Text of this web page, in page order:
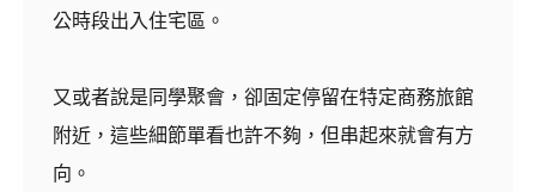
公時段出入住宅區。
又或者說是同學聚會，卻固定停留在特定商務旅館
附近，這些細節單看也許不夠，但串起來就會有方
向。